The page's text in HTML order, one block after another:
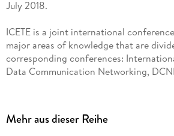
ICETE is a joint international
major areas of knowledge that are
corresponding conferences:
Data Communication Networking,
International Conference on Signal
Mehr aus dieser Reihe